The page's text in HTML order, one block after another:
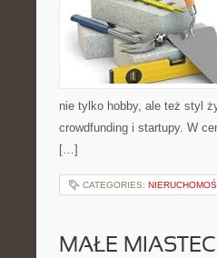
nie tylko hobby, ale też styl
crowdfunding i startupy. W
[…]
CATEGORIES:
MAŁE